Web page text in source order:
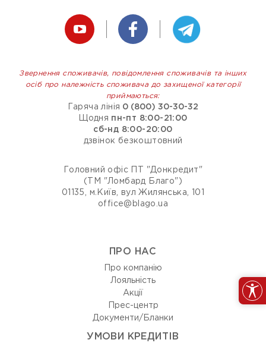
Звернення споживачів, повідомлення споживачів та інших
осіб про належність споживача до захищеної категорії
приймаються:
Гаряча лінія 0 (800) 30-30-32
Щодня пн-пт 8:00-21:00
сб-нд 8:00-20:00
дзвінок безкоштовний
Головний офіс ПТ "Донкредит"
(ТМ "Ломбард Благо")
01135, м.Київ, вул Жилянська, 101
office@blago.ua
ПРО НАС
Про компанію
Лояльність
Акції
Прес-центр
Документи/Бланки
УМОВИ КРЕДИТІВ